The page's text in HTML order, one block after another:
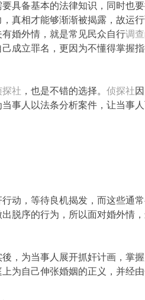
具备基本的法律知识，同时也
真相才能够渐渐被揭露，故运
婚外情，就是常见民众自行调查
成立罪名，更因为不懂得掌握
探社 ，也是不错的选择。侦探社
事人以法条分析案件，让当事
行动，等待良机揭发，而这些通
脱序的行为，所以面对婚外情
，为当事人展开抓奸计画，掌
为自己伸张婚姻的正义，并经由